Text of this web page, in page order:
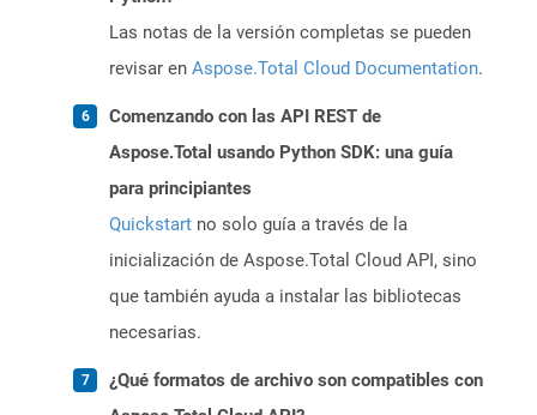
Las notas de la versión completas se pueden
revisar en Aspose.Total Cloud Documentation.
Comenzando con las API REST de
Aspose.Total usando Python SDK: una guía
para principiantes
Quickstart no solo guía a través de la
inicialización de Aspose.Total Cloud API, sino
que también ayuda a instalar las bibliotecas
necesarias.
¿Qué formatos de archivo son compatibles con